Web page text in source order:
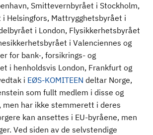
Smittevernbyrået i Stockholm,
Helsingfors, Mattrygghetsbyrået i
i London, Flysikkerhetsbyrået
i Valenciennes og
for bank-, forsikrings- og
i henholdsvis London, Frankfurt og
i EØS-KOMITEEN deltar Norge,
som fullt medlem i disse og
men har ikke stemmerett i deres
kan ansettes i EU-byråene, men
Ved siden av de selvstendige